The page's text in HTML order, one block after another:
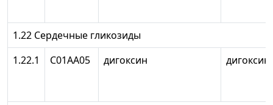
1.22 Сердечные гликозиды
1.22.1
С01АА05 дигоксин дигоксин